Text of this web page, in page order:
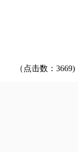
（点击数：3669)